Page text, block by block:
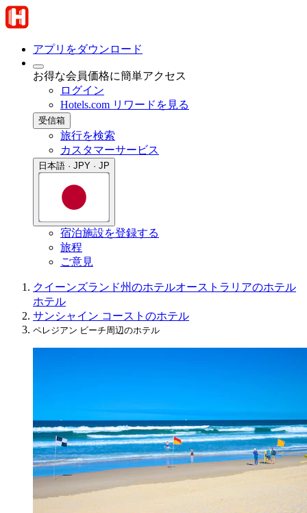
アプリをダウンロード
お得な会員価格に簡単アクセス
ログイン
Hotels.com リワードを見る
受信箱
旅行を検索
カスタマーサービス
日本語 · JPY · JP
宿泊施設を登録する
旅程
ご意見
クイーンズランド州のホテルオーストラリアのホテル
ホテル
サンシャイン コーストのホテル
ペレジアン ビーチ周辺のホテル